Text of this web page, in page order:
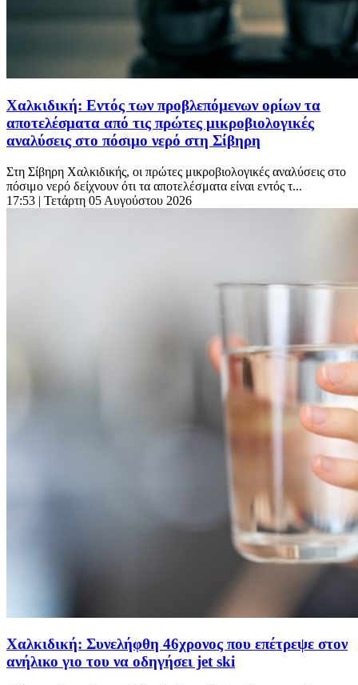
Χαλκιδική: Εντός των προβλεπόμενων ορίων τα
αποτελέσματα από τις πρώτες μικροβιολογικές
αναλύσεις στο πόσιμο νερό στη Σίβηρη
Στη Σίβηρη Χαλκιδικής, οι πρώτες μικροβιολογικές αναλύσεις στο
πόσιμο νερό δείχνουν ότι τα αποτελέσματα είναι εντός τ...
17:53 | Τετάρτη 05 Αυγούστου 2026
Χαλκιδική: Συνελήφθη 46χρονος που επέτρεψε στον
ανήλικο γιο του να οδηγήσει jet ski